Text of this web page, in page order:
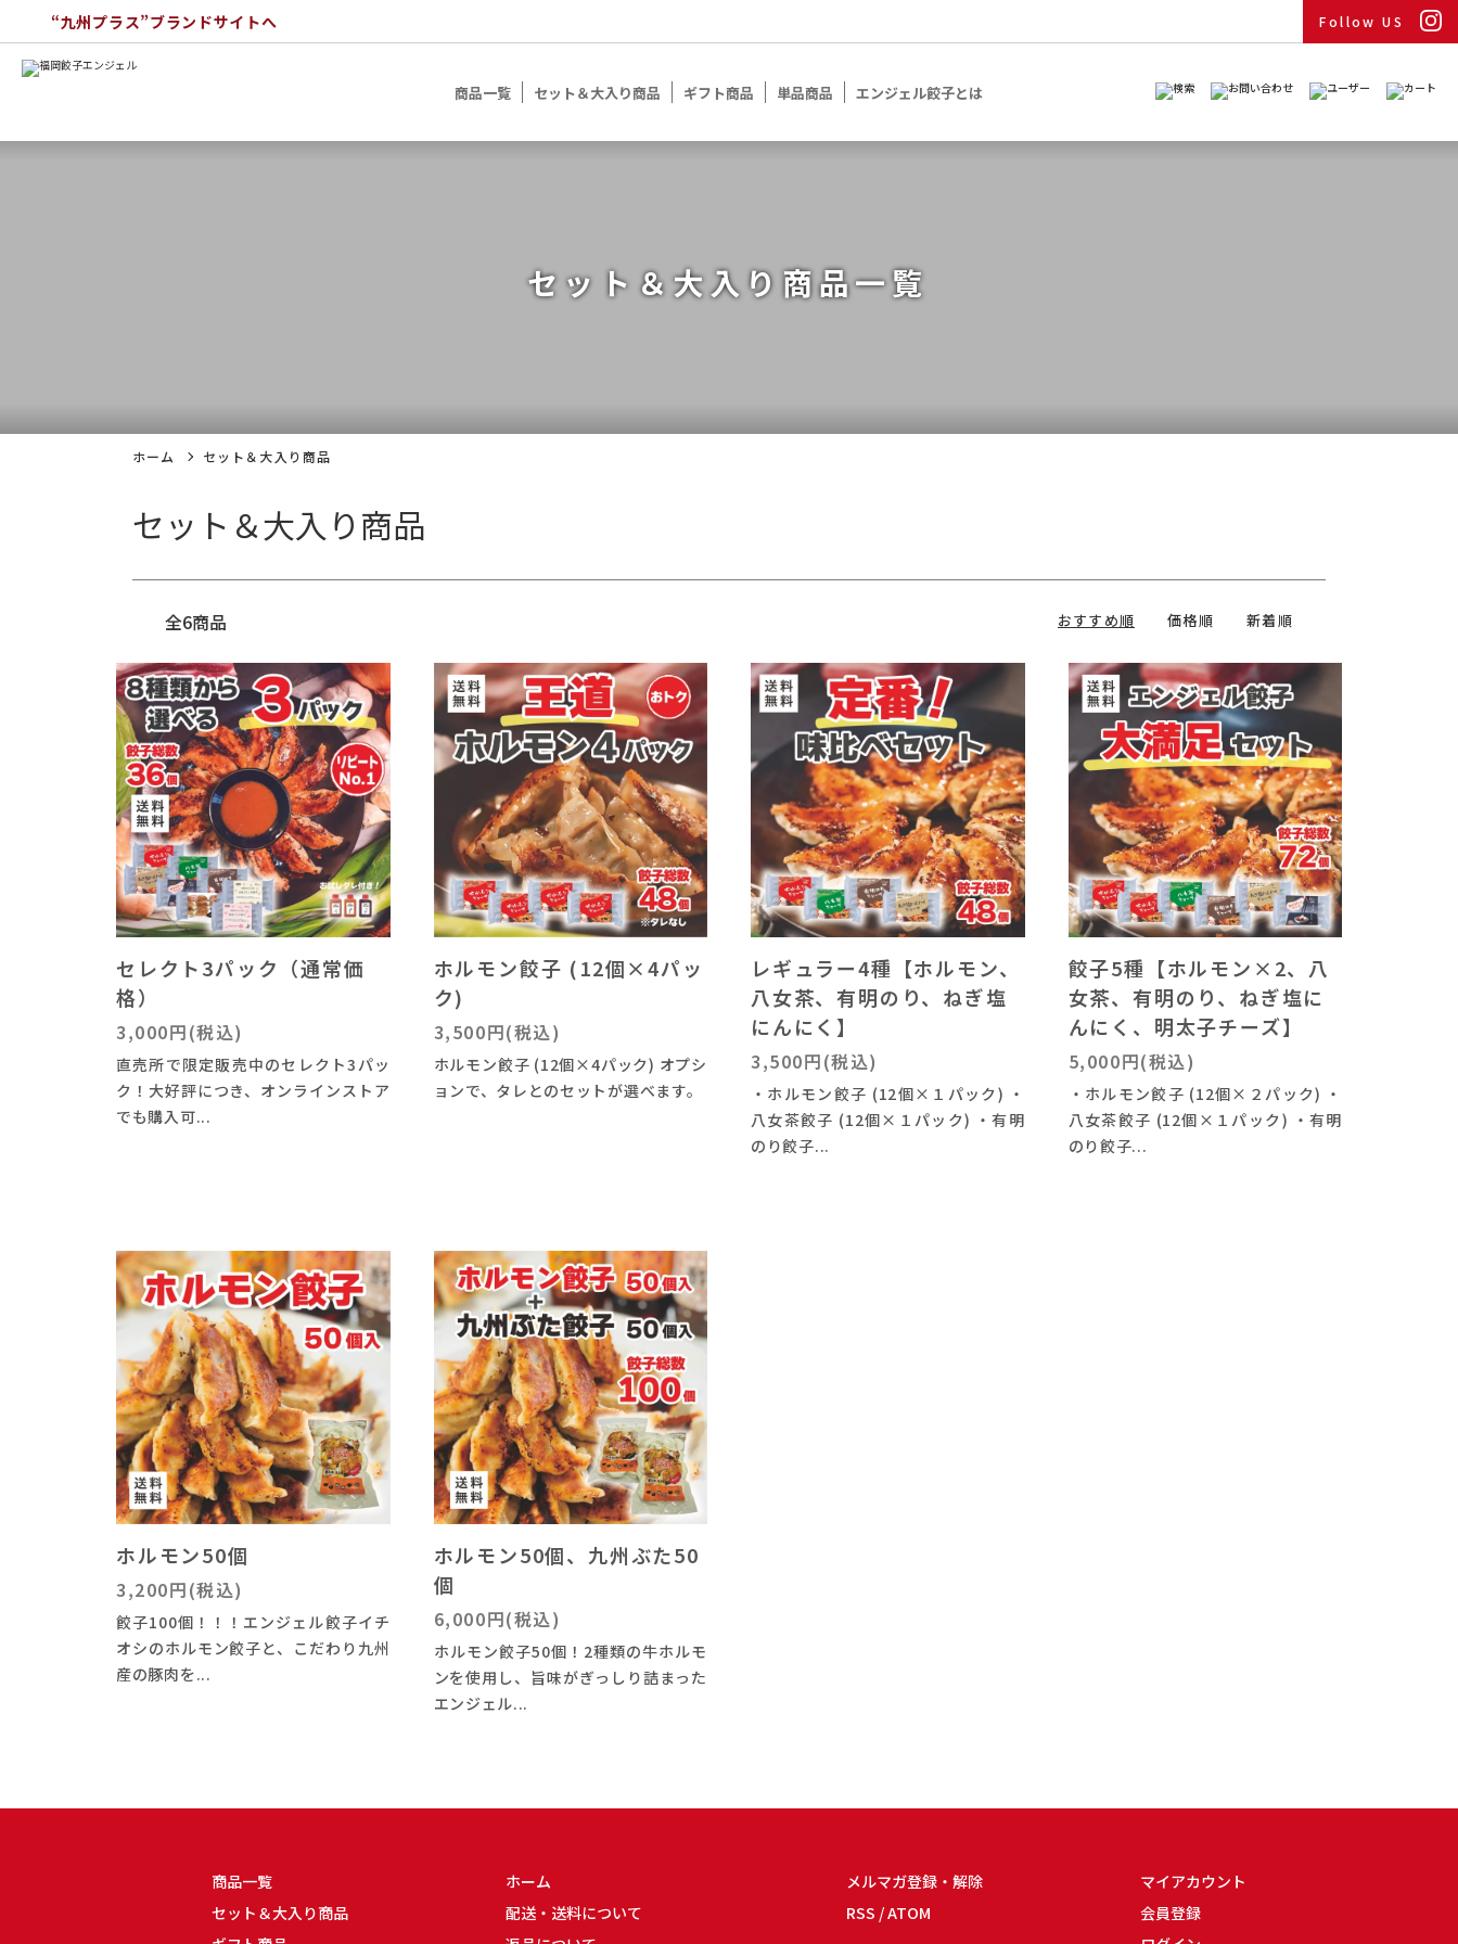
“九州プラス”ブランドサイトへ Follow US
商品一覧 セット＆大入り商品 ギフト商品 単品商品 エンジェル餃子とは
セット＆大入り商品一覧
ホーム セット＆大入り商品
セット＆大入り商品
全6商品 おすすめ順 価格順 新着順
セレクト3パック（通常価
格）
3,000円(税込)
直売所で限定販売中のセレクト3パッ
ク！大好評につき、オンラインストア
でも購入可...
ホルモン餃子 (12個×4パッ
ク)
3,500円(税込)
ホルモン餃子 (12個×4パック) オプシ
ョンで、タレとのセットが選べます。
レギュラー4種【ホルモン、
八女茶、有明のり、ねぎ塩
にんにく】
3,500円(税込)
・ホルモン餃子 (12個×１パック) ・
八女茶餃子 (12個×１パック) ・有明
のり餃子...
餃子5種【ホルモン×2、八
女茶、有明のり、ねぎ塩に
んにく、明太子チーズ】
5,000円(税込)
・ホルモン餃子 (12個×２パック) ・
八女茶餃子 (12個×１パック) ・有明
のり餃子...
ホルモン50個
3,200円(税込)
餃子100個！！！エンジェル餃子イチ
オシのホルモン餃子と、こだわり九州
産の豚肉を...
ホルモン50個、九州ぶた50
個
6,000円(税込)
ホルモン餃子50個！2種類の牛ホルモ
ンを使用し、旨味がぎっしり詰まった
エンジェル...
商品一覧
セット＆大入り商品
ホーム
配送・送料について
メルマガ登録・解除
RSS /ATOM
マイアカウント
会員登録